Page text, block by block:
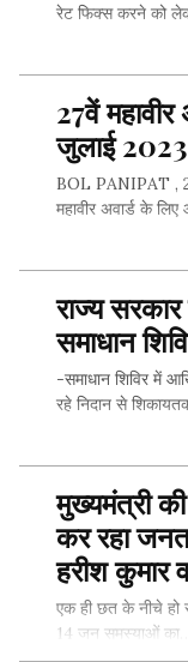
रेट फिक्स करने को
SHARE
27वें
जुलाई
BOL PANIPAT ,
महावीर अवार्ड के
SHARE
राज्य
समाधान
-समाधान शिविर में
रहे निदान से
SHARE
मुख्यमंत्री
कर रहा
हरीश कुमार
एक ही छत के नीचे हो
14 जन समस्याओं का…